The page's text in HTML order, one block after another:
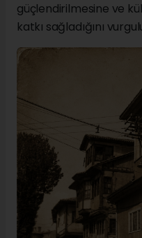
güçlendirilmesine ve
katkı sağladığını